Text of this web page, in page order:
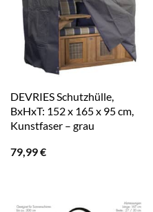
DEVRIES Schutzhülle,
BxHxT: 152 x 165 x 95 cm,
Kunstfaser – grau
79,99€